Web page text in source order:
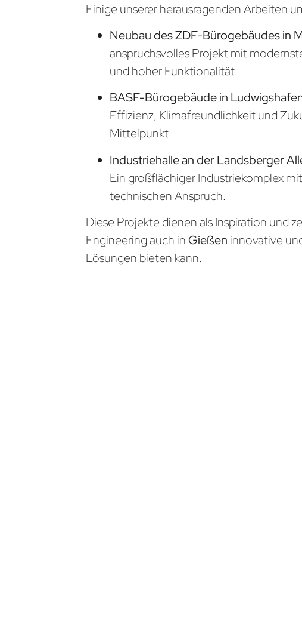
Einige unserer herausragenden Arbeiten
Neubau des ZDF-Bürogebäudes in
anspruchsvolles Projekt mit
und hoher Funktionalität.
BASF-Bürogebäude in
Effizienz, Klimafreundlichkeit und
Mittelpunkt.
Industriehalle an der Landsberger
Ein großflächiger Industriekomplex
technischen Anspruch.
Diese Projekte dienen als Inspiration und
Engineering auch in Gießen innovative
Lösungen bieten kann.